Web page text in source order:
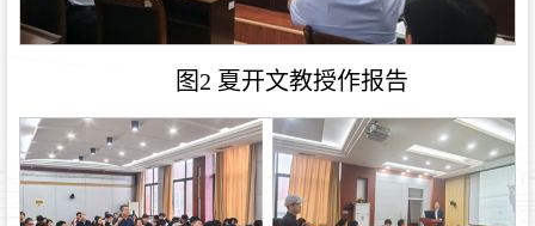
图2 夏开文教授作报告